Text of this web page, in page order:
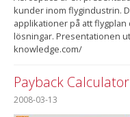
kunder inom flygindustrin.
applikationer på att
lösningar. Presentationen
knowledge.com/
Payback
2008-03-13